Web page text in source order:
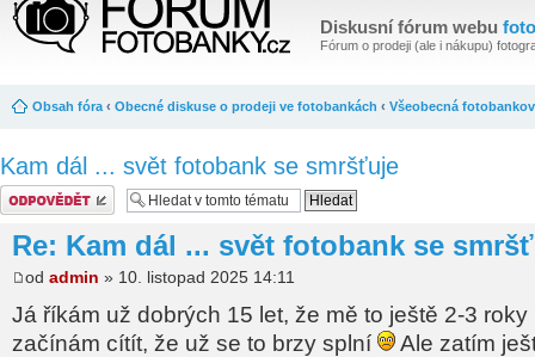
Diskusní fórum webu
Fórum o prodeji (ale i nákupu)
Obsah fóra ‹ Obecné diskuse o prodeji ve fotobankách ‹ Všeobecná
Kam dál ... svět fotobank se smršťuje
Odeslat odpověď
Re: Kam dál ... svět fotobank se
od admin » 10. listopad 2025 14:11
Já říkám už dobrých 15 let, že mě to ještě 2-3
začínám cítít, že už se to brzy splní
Ale zatím